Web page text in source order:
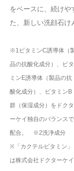
をベースに、続けや
た、新しい洗顔石け
※1ビタミンC誘導体（
品の抗酸化成分）、ビタ
ミンE誘導体（製品の抗
酸化成分）、ビタミンB
群（保湿成分）をドクタ
ーケイ独自のバランスで
配合。 ※2洗浄成分
※「カクテルビタミン」
は株式会社ドクターケイ